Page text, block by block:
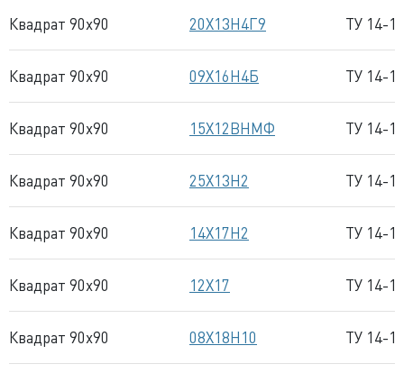
Квадрат 90x90 20Х13Н4Г9 ТУ 14-
Квадрат 90x90 09Х16Н4Б ТУ 14-
Квадрат 90x90 15Х12ВНМФ ТУ 14-
Квадрат 90x90 25Х13Н2 ТУ 14-
Квадрат 90x90 14Х17Н2 ТУ 14-
Квадрат 90x90 12Х17 ТУ 14-
Квадрат 90x90 08Х18Н10 ТУ 14-